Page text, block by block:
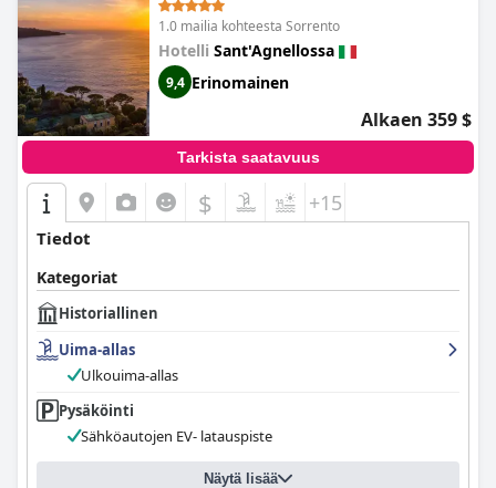
1.0 mailia kohteesta Sorrento
Hotelli Sant'Agnellossa
9,4 Erinomainen
Alkaen 359 $
Tarkista saatavuus
$ +15
Tiedot
Kategoriat
Historiallinen
Uima-allas
Ulkouima-allas
Pysäköinti
Sähköautojen EV- latauspiste
Näytä lisää